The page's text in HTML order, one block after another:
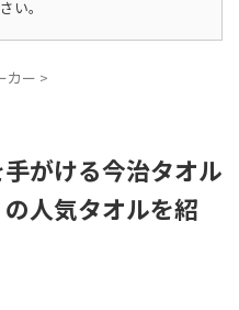
い。
カー >
がける今治タオル
人気タオルを紹